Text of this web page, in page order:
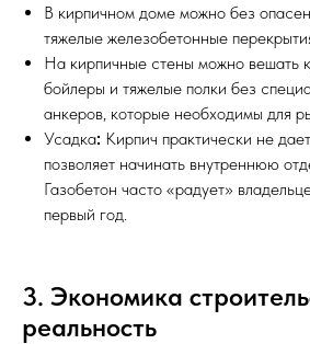
В кирпичном доме можно без
тяжелые железобетонные
На кирпичные стены можно вешать
бойлеры и тяжелые полки без
анкеров, которые необходимы для
Усадка: Кирпич практически не
позволяет начинать внутреннюю
Газобетон часто «радует»
первый год.
3. Экономика
реальность